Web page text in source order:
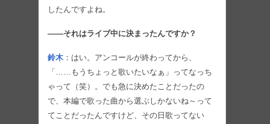
したんですよね。
――それはライブ中に決まったんですか？
鈴木 ：はい。アンコールが終わってから、
「……もうちょっと歌いたいなぁ」ってなっち
ゃって（笑）。でも急に決めたことだったの
で、本編で歌った曲から選ぶしかないね～って
てことだったんですけど、その日歌ってない